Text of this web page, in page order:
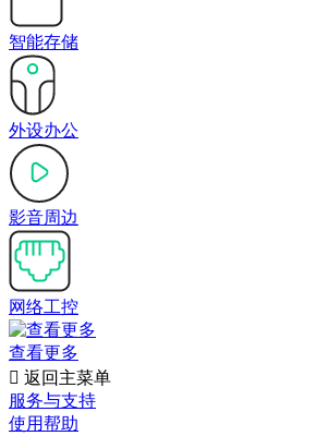
智能存储
外设办公
影音周边
网络工控
查看更多
 返回主菜单
服务与支持
使用帮助